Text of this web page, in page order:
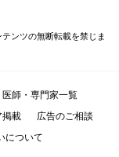
ンツの無断転載を禁じま
医師・専門家一覧
掲載
広告のご相談
について